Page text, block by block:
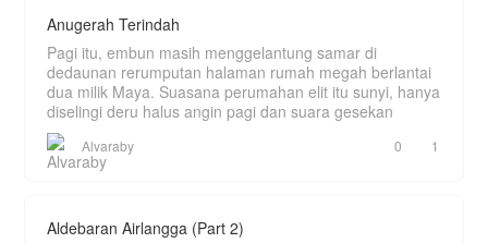
Anugerah Terindah
Pagi itu, embun masih menggelantung samar di
dedaunan rerumputan halaman rumah megah berlantai
dua milik Maya. Suasana perumahan elit itu sunyi, hanya
diselingi deru halus angin pagi dan suara gesekan
Alvaraby 0 1
Aldebaran Airlangga (Part 2)